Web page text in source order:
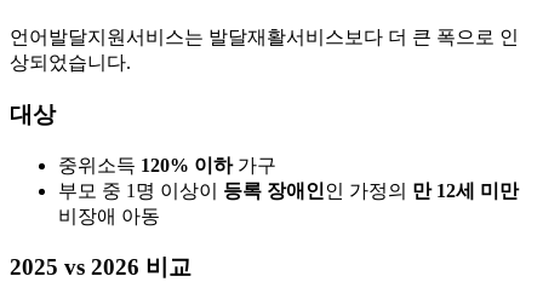
언어발달지원서비스는 발달재활서비스보다 더 큰 폭으로 인
상되었습니다.
대상
중위소득 120% 이하가구
부모 중 1명 이상이 등록 장애인인 가정의 만 12세 미만
비장애 아동
2025 vs 2026 비교